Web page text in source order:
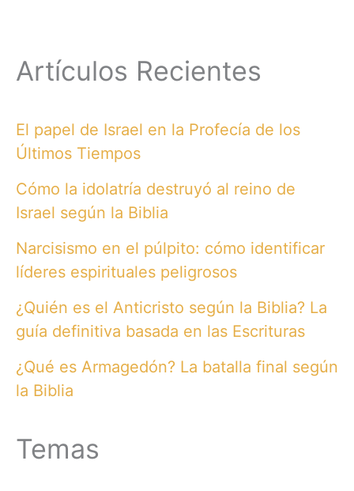
Artículos Recientes
El papel de Israel en la Profecía de los
Últimos Tiempos
Cómo la idolatría destruyó al reino de
Israel según la Biblia
Narcisismo en el púlpito: cómo identificar
líderes espirituales peligrosos
¿Quién es el Anticristo según la Biblia? La
guía definitiva basada en las Escrituras
¿Qué es Armagedón? La batalla final según
la Biblia
Temas